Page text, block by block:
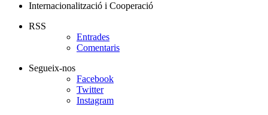
Internacionalització i Cooperació
RSS
Entrades
Comentaris
Segueix-nos
Facebook
Twitter
Instagram